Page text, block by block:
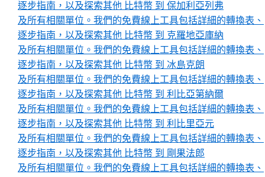
逐步指南，以及探索其他 比特幣 到 保加利亞列弗
及所有相關單位。我們的免費線上工具包括詳細的轉換表、
逐步指南，以及探索其他 比特幣 到 克羅地亞庫納
及所有相關單位。我們的免費線上工具包括詳細的轉換表、
逐步指南，以及探索其他 比特幣 到 冰島克朗
及所有相關單位。我們的免費線上工具包括詳細的轉換表、
逐步指南，以及探索其他 比特幣 到 利比亞第納爾
及所有相關單位。我們的免費線上工具包括詳細的轉換表、
逐步指南，以及探索其他 比特幣 到 利比里亞元
及所有相關單位。我們的免費線上工具包括詳細的轉換表、
逐步指南，以及探索其他 比特幣 到 剛果法郎
及所有相關單位。我們的免費線上工具包括詳細的轉換表、